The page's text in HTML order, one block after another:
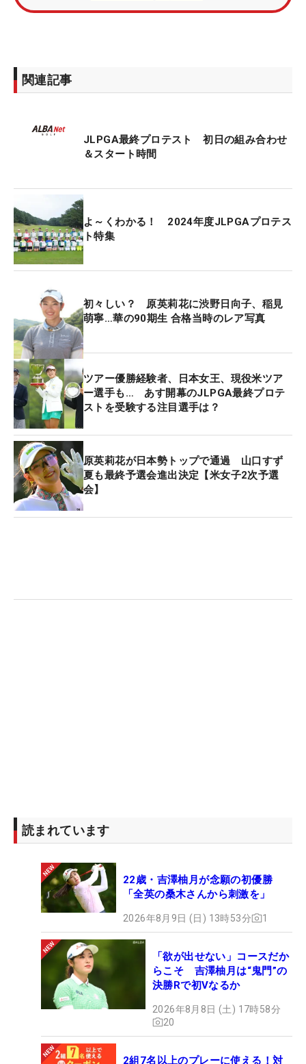
た。今回が初の受験となるが、その表情は決して晴
理由は右足の故障。前部をしびれと痛みが襲い、先
週の予選会は2ラウンドを終え棄権した。「練習ラ
QT（予選会）だったので出たんですけど、やっぱり
ダメで。今週もどうなるか」。もともとシーズン中
から右ヒザや股関節の故障を抱えていたが、それを
予選会も痛み止めを服用しながらプレーし、不安は
拭えない。最終テスト開始前日は「きょうしか回れ
ないので」と18ホールをプレーしたが、ラウンドを
終えるとケアをしてもらうため東京へ向かうなど満
身創痍のなかの強行出場となる。「頑張るしかな
い。なるようになる」。こう自分を鼓舞して、あす
のティへと向かっていく。
長野が脚光を浴びたのが、15歳の時に出場した
2016年の「日本女子オープン」。3日目を終え単独
首位に立つなど活躍を見せた。千葉県にある麗澤高
卒業後に渡米。当初入学した2年制の大学から22年
の夏にオレゴン大に編入し、カレッジゴルフで腕を
磨いてきた。文武両道の生活を送ってきたが、今年
大学を卒業。「今は毎日、練習やトレーニングもで
きて、24時間ゴルフのことを考えてやっています
ね」。ツアープロの生活も充実している。それだけ
ーがかかる最終日にアンダーを出せたり収穫はあっ
た。疲れがないといったらウソになる。集中力を切
らさずにいけるかが勝負所かなと思います」。こう
して日本ツアーへの参戦権をつかむつもりだ。
「欲は出さずに。アメリカでのプレーは一回忘れ
る。体調や調子など自分と会話しながらやれば、い
いところにいけると思う。気持ちをコントロールし
ながらやっていきたい」。最終的には、米国女子ツ
アーで活躍する姿をイメージするが、今週は合格す
ることにすべての力を費やしていく。（文・間宮輝
関連記事
JLPGA最終プロテスト 初日の組み合わせ
＆スタート時間
よ～くわかる！ 2024年度JLPGAプロテス
ト特集
初々しい？ 原英莉花に渋野日向子、稲見
萌寧…華の90期生 合格当時のレア写真
ツアー優勝経験者、日本女王、現役米ツア
ー選手も… あす開幕のJLPGA最終プロテ
ストを受験する注目選手は？
原英莉花が日本勢トップで通過 山口すず
夏も最終予選会進出決定【米女子2次予選
会】
読まれています
22歳・吉澤柚月が念願の初優勝
「全英の桑木さんから刺激を」
2026年8月9日 (日) 13時53分 1
「欲が出せない」コースだか
らこそ 吉澤柚月は“鬼門”の
決勝Rで初Vなるか
2026年8月8日 (土) 17時58分
20
2組7名以上のプレーに使える！対